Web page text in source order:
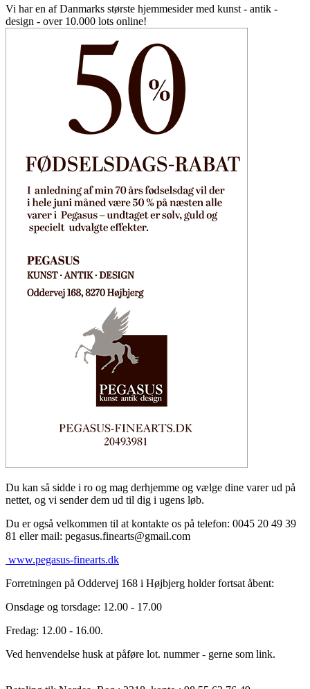
Vi har en af Danmarks største hjemmesider med kunst - antik -
design - over 10.000 lots online!
Du kan så sidde i ro og mag derhjemme og vælge dine varer ud på
nettet, og vi sender dem ud til dig i ugens løb.
Du er også velkommen til at kontakte os på telefon: 0045 20 49 39
81 eller mail: pegasus.finearts@gmail.com
www.pegasus-finearts.dk
Forretningen på Oddervej 168 i Højbjerg holder fortsat åbent:
Onsdage og torsdage: 12.00 - 17.00
Fredag: 12.00 - 16.00.
Ved henvendelse husk at påføre lot. nummer - gerne som link.